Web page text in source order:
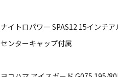
ナイトロパワー SPAS12 15インチ
センターキャップ付属